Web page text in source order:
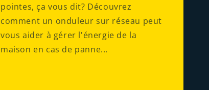
pointes, ça vous dit? Découvrez
comment un onduleur sur réseau peut
vous aider à gérer l'énergie de la
maison en cas de panne...